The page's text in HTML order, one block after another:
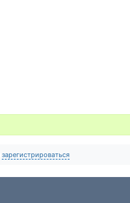
зарегистрироваться